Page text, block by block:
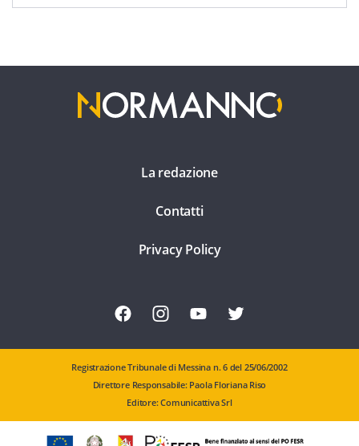
La redazione
Contatti
Privacy Policy
Registrazione Tribunale di Messina n. 6 del 25/06/2002
Direttore Responsabile: Paola Floriana Riso
Editore: Comunicattiva Srl